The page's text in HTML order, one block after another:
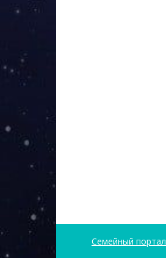
Семейный портал